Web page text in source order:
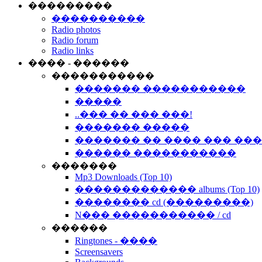
���������
����������
Radio photos
Radio forum
Radio links
���� - ������
�����������
������� �����������
�����
..��� �� ��� ���!
������� �����
������� �� ���� ���
������ �����������
�������
Mp3 Downloads (Top 10)
������������� albums (Top 10)
�������� cd (���������)
N��� ����������� / cd
������
Ringtones - ����
Screensavers